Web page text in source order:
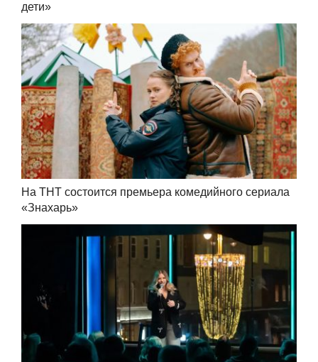
дети»
На ТНТ состоится премьера комедийного сериала
«Знахарь»